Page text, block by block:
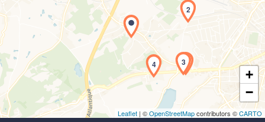
Chargement de la carte en cours...
1
2
3
4
+
−
Leaflet | ©OpenStreetMapcontributors ©CARTO